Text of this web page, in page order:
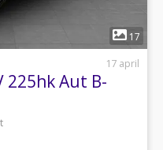
17
17 april
225hk Aut B-